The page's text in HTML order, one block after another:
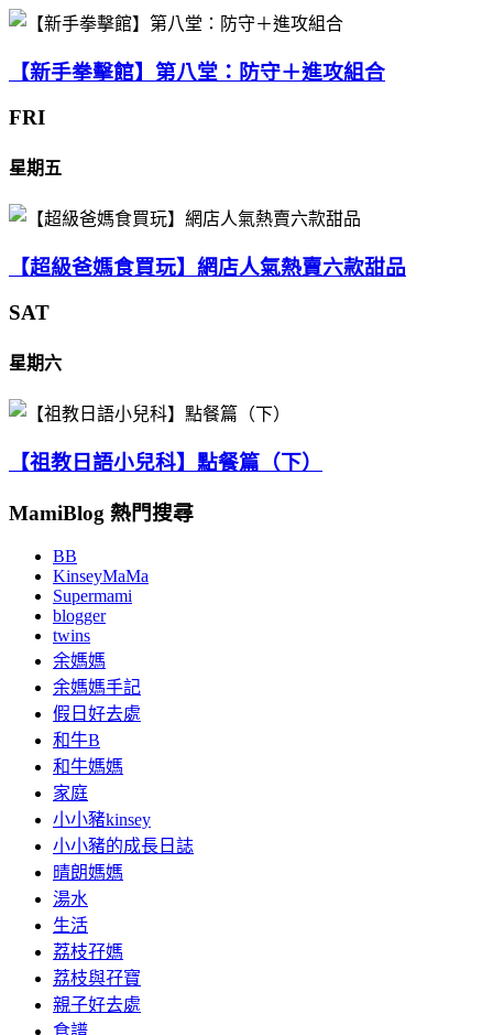
【新手拳擊館】第八堂：防守＋進攻組合
FRI
星期五
【超級爸媽食買玩】網店人氣熱賣六款甜品
SAT
星期六
【祖教日語小兒科】點餐篇（下）
MamiBlog 熱門搜尋
BB
KinseyMaMa
Supermami
blogger
twins
余媽媽
余媽媽手記
假日好去處
和牛B
和牛媽媽
家庭
小小豬kinsey
小小豬的成長日誌
晴朗媽媽
湯水
生活
荔枝孖媽
荔枝與孖寶
親子好去處
食譜